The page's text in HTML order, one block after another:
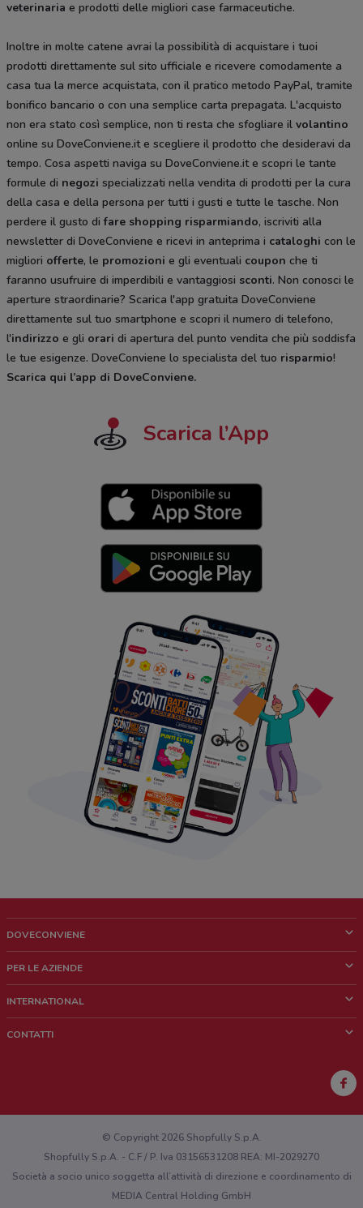
veterinaria e prodotti delle migliori case farmaceutiche.
Inoltre in molte catene avrai la possibilità di acquistare i tuoi
prodotti direttamente sul sito ufficiale e ricevere comodamente a
casa tua la merce acquistata, con il pratico metodo PayPal, tramite
bonifico bancario o con una semplice carta prepagata. L'acquisto
non era stato così semplice, non ti resta che sfogliare il volantino
online su DoveConviene.it e scegliere il prodotto che desideravi da
tempo. Cosa aspetti naviga su DoveConviene.it e scopri le tante
formule di negozi specializzati nella vendita di prodotti per la cura
della casa e della persona per tutti i gusti e tutte le tasche. Non
perdere il gusto difare shopping risparmiando, iscriviti alla
newsletter di DoveConviene e ricevi in anteprima i cataloghi con le
migliori offerte, le promozioni e gli eventuali coupon che ti
faranno usufruire di imperdibili e vantaggiosi sconti. Non conosci le
aperture straordinarie? Scarica l'app gratuita DoveConviene
direttamente sul tuo smartphone e scopri il numero di telefono,
l'indirizzo e gli orari di apertura del punto vendita che più soddisfa
le tue esigenze. DoveConviene lo specialista del tuo risparmio!
Scarica qui l’app di DoveConviene.
Scarica l’App
DOVECONVIENE
Chi siamo
Lavora con noi
PER LE AZIENDE
Richieste commerciali e marketing
INTERNATIONAL
CONTATTI
Hai un malfunzionamento sul web o sull'app?
© Copyright 2026 Shopfully S.p.A.
Shopfully S.p.A. - C.F / P. Iva 03156531208 REA: MI-2029270
Società a socio unico soggetta all’attività di direzione e coordinamento di
MEDIA Central Holding GmbH